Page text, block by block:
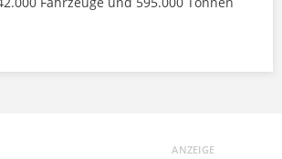
ANZEIGE